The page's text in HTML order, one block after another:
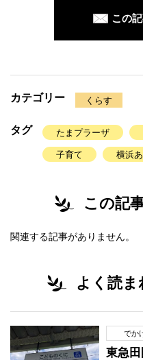
この
カテゴリー くらす
タグ たまプラーザ
子育て 横浜
この記
関連する記事がありません。
よく読
でか
東急